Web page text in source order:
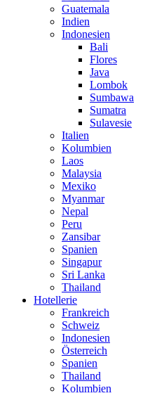
Guatemala
Indien
Indonesien
Bali
Flores
Java
Lombok
Sumbawa
Sumatra
Sulavesie
Italien
Kolumbien
Laos
Malaysia
Mexiko
Myanmar
Nepal
Peru
Zansibar
Spanien
Singapur
Sri Lanka
Thailand
Hotellerie
Frankreich
Schweiz
Indonesien
Österreich
Spanien
Thailand
Kolumbien